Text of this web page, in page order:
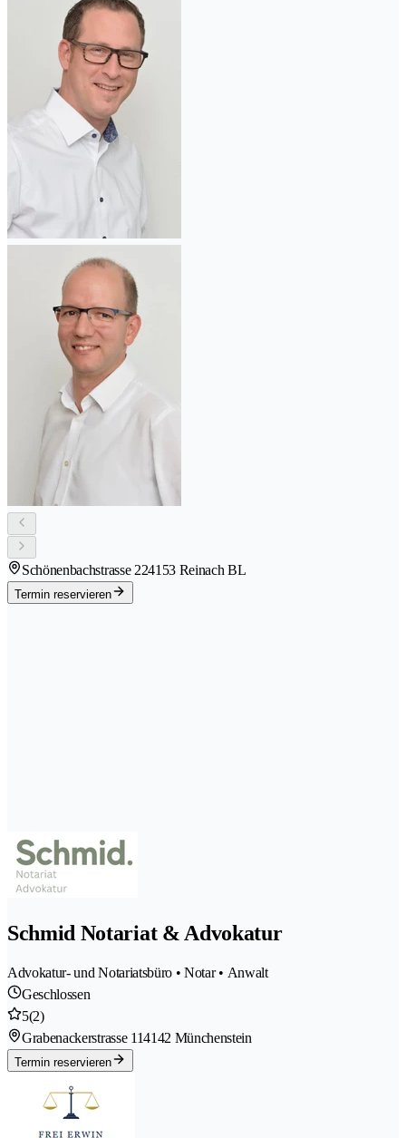
Schönenbachstrasse 224153 Reinach BL
Termin reservieren
Schmid Notariat & Advokatur
Advokatur- und Notariatsbüro • Notar • Anwalt
Geschlossen
5(2)
Grabenackerstrasse 114142 Münchenstein
Termin reservieren